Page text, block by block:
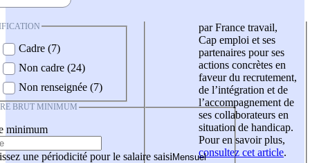
Cadre (7)
Non cadre (24)
Non renseignée (7)
BRUT MINIMUM
minimum
une périodicité pour le salaire saisi
par France travail,
Cap emploi et ses
partenaires pour ses
actions concrètes en
faveur du recrutement,
de l’intégration et de
l’accompagnement de
ses collaborateurs en
situation de handicap.
Pour en savoir plus,
consultez cet article.